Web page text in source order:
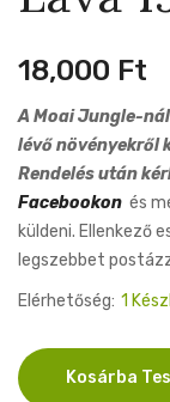
18,000 Ft
A Moai Jungle-
lévő növényekről
Rendelés után
Facebookon és
küldeni. Ellenkező
legszebbet
Elérhetőség: 1
Aglaonema
Jungle
Kosárba